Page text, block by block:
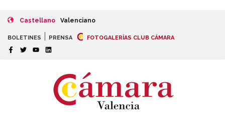
Castellano Valenciano
BOLETINES PRENSA FOTOGALERÍAS CLUB CÁMARA